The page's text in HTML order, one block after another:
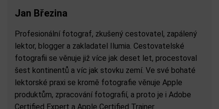
Jan Březina
Profesionální fotograf, zkušený cestovatel, zapálený
lektor, blogger a zakladatel Ilumia. Cestovatelské
fotografii se věnuje již více jak deset let, procestoval
šest kontinentů a víc jak stovku zemí. Ve své bohaté
lektorské praxi se kromě fotografie věnuje Apple
produktům, zpracování fotografií, a proto je i Adobe
Certified Expert a Apple Certified Trainer.